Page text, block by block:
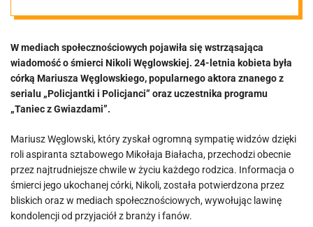
żyje 24-letnia
córka bohatera
hitowego
programu
W mediach społecznościowych pojawiła się wstrząsająca
wiadomość o śmierci Nikoli Węglowskiej. 24-letnia kobieta była
córką Mariusza Węglowskiego, popularnego aktora znanego z
serialu „Policjantki i Policjanci” oraz uczestnika programu
„Taniec z Gwiazdami”.
Mariusz Węglowski, który zyskał ogromną sympatię widzów dzięki
roli aspiranta sztabowego Mikołaja Białacha, przechodzi obecnie
przez najtrudniejsze chwile w życiu każdego rodzica. Informacja o
śmierci jego ukochanej córki, Nikoli, została potwierdzona przez
bliskich oraz w mediach społecznościowych, wywołując lawinę
kondolencji od przyjaciół z branży i fanów.